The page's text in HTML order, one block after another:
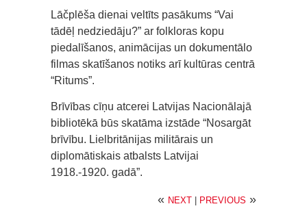
Lāčplēša dienai veltīts pasākums “Vai
tādēļ nedziedāju?” ar folkloras kopu
piedalīšanos, animācijas un dokumentālo
filmas skatīšanos notiks arī kultūras centrā
“Ritums”.
Brīvības cīņu atcerei Latvijas Nacionālajā
bibliotēkā būs skatāma izstāde “Nosargāt
brīvību. Lielbritānijas militārais un
diplomātiskais atbalsts Latvijai
1918.-1920. gadā”.
« NEXT PREVIOUS »